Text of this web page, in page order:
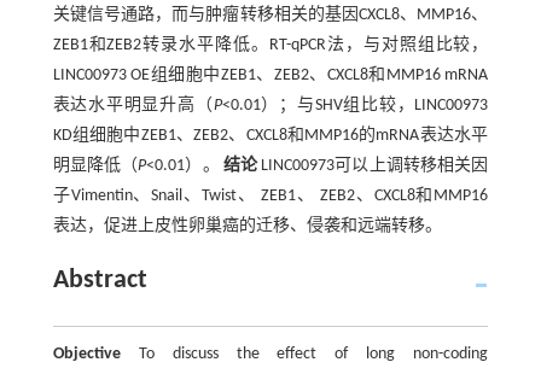
关键信号通路，而与肿瘤转移相关的基因CXCL8、MMP16、
ZEB1和ZEB2转录水平降低。RT-qPCR法，与对照组比较，
LINC00973 OE组细胞中ZEB1、ZEB2、CXCL8和MMP16 mRNA
表达水平明显升高（P<0.01）；与SHV组比较，LINC00973
KD组细胞中ZEB1、ZEB2、CXCL8和MMP16的mRNA表达水平
明显降低（P<0.01）。 结论LINC00973可以上调转移相关因
子Vimentin、Snail、Twist、 ZEB1、 ZEB2、CXCL8和MMP16
表达，促进上皮性卵巢癌的迁移、侵袭和远端转移。
Abstract
ObjectiveTo discuss the effect of long non-coding